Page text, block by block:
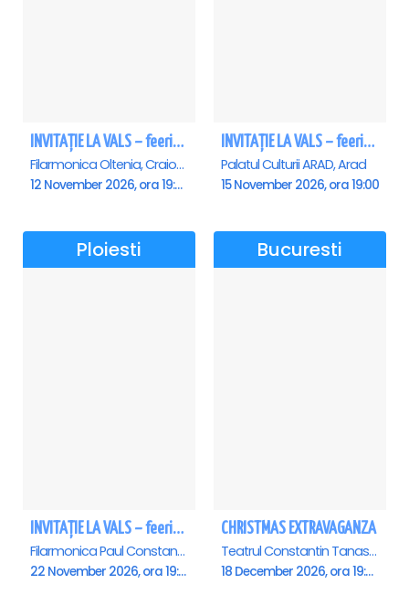
INVITAȚIE LA VALS – feerie de bal în paşi de dans - Craiova
Filarmonica Oltenia, Craiova
12 November 2026, ora 19:00
INVITAȚIE LA VALS – feerie de bal în paşi de dans - Arad
Palatul Culturii ARAD, Arad
15 November 2026, ora 19:00
Ploiesti
INVITAȚIE LA VALS – feerie de bal în paşi de dans - Ploiesti
Filarmonica Paul Constantinescu, Ploiesti
22 November 2026, ora 19:00
Bucuresti
CHRISTMAS EXTRAVAGANZA
Teatrul Constantin Tanase - Sala Savoy, Bucuresti
18 December 2026, ora 19:00